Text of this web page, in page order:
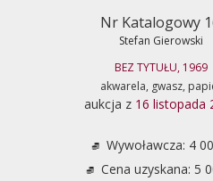
Nr Katalogowy
Stefan Gierowski
BEZ TYTUŁU, 1969
akwarela, gwasz,
aukcja z 16 listopada
Wywoławcza: 4
Cena uzyskana: 5